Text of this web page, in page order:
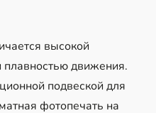
высокой
движения.
подвеской для
фотопечать на